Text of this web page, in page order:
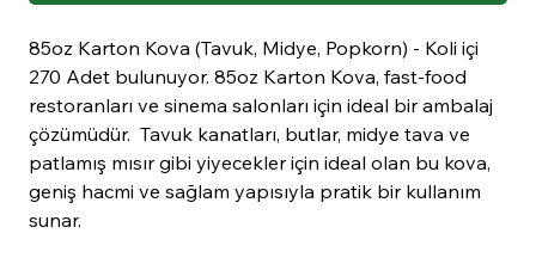
85oz Karton Kova (Tavuk, Midye, Popkorn) - Koli içi
270 Adet bulunuyor. 85oz Karton Kova, fast-food
restoranları ve sinema salonları için ideal bir ambalaj
çözümüdür. Tavuk kanatları, butlar, midye tava ve
patlamış mısır gibi yiyecekler için ideal olan bu kova,
geniş hacmi ve sağlam yapısıyla pratik bir kullanım
sunar.